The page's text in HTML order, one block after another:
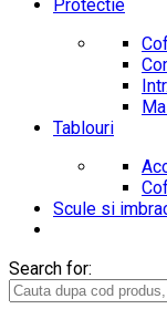
Protectie
Tablouri
Scule si
Search for: